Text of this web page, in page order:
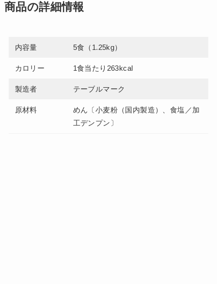
商品の詳細情報
内容量 5食（1.25kg）
カロリー 1食当たり263kcal
製造者 テーブルマーク
原材料
めん〔小麦粉（国内製造）、食塩／加
工デンプン〕